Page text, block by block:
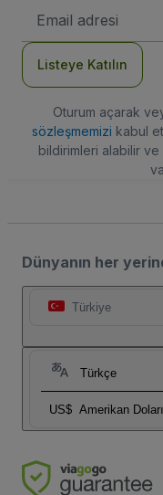
posta
Listeye Katılın
Oturum açarak
sözleşmemizi kabul
bildirimleri alabilir
Dünyanın her
Türkiye
Türkçe
US$ Amerikan Doları